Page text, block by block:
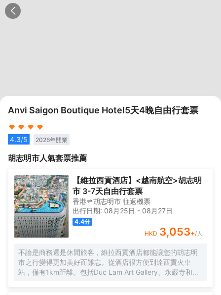
Anvi Saigon Boutique Hotel5天4晚自由行套票
4.3/5 2026年開業
胡志明市人氣套票推薦
【維拉西貢酒店】<越南航空>胡志明
市 3-7天自由行套票
香港 胡志明市 往返機票
出行日期: 08月25日 - 08月27日
4.4分
HKD 3,053+/人
不論是商務還是休閒旅客，維拉西貢酒店都能讓您的胡志明
市之行變得更加美好而難忘。從酒店很方便到達西貢火車
站，僅有1km距離。包括Duc Lam Art Gallery、永嚴寺和